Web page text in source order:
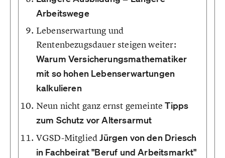
Arbeitswege
Lebenserwartung und
Rentenbezugsdauer steigen weiter:
Warum Versicherungsmathematiker
mit so hohen Lebenserwartungen
kalkulieren
Neun nicht ganz ernst gemeinteTipps
zum Schutz vor Altersarmut
VGSD-MitgliedJürgen von den Driesch
in Fachbeirat "Beruf und Arbeitsmarkt"